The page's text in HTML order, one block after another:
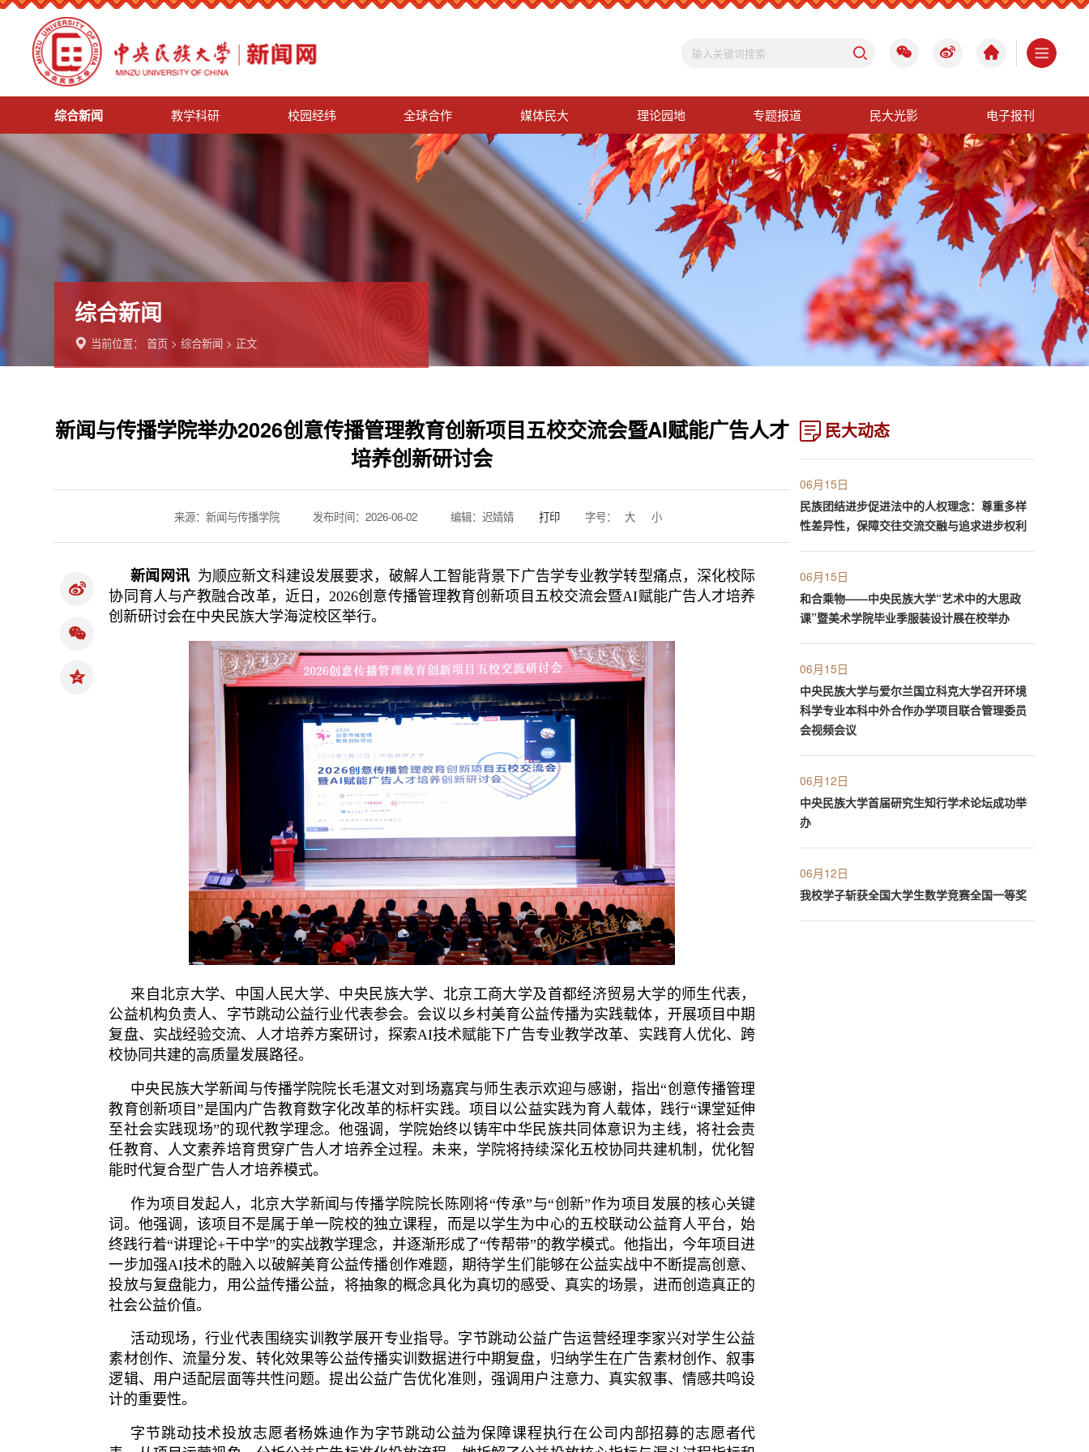
综合新闻 教学科研 校园经纬 全球合作 媒体民大 理论园地 专题报道 民大光影 电子报刊
综合新闻
当前位置：首页 >综合新闻 > 正文
新闻与传播学院举办2026创意传播管理教育创新项目五校交流会暨AI赋能广告人才
培养创新研讨会
来源：新闻与传播学院 发布时间：2026-06-02 编辑：迟婧婧 打印 字号： 大 小
新闻网讯为顺应新文科建设发展要求，破解人工智能背景下广告学专业教学转型痛点，深化校际
协同育人与产教融合改革，近日，2026创意传播管理教育创新项目五校交流会暨AI赋能广告人才培养
创新研讨会在中央民族大学海淀校区举行。
来自北京大学、中国人民大学、中央民族大学、北京工商大学及首都经济贸易大学的师生代表，
公益机构负责人、字节跳动公益行业代表参会。会议以乡村美育公益传播为实践载体，开展项目中期
复盘、实战经验交流、人才培养方案研讨，探索AI技术赋能下广告专业教学改革、实践育人优化、跨
校协同共建的高质量发展路径。
中央民族大学新闻与传播学院院长毛湛文对到场嘉宾与师生表示欢迎与感谢，指出“创意传播管理
教育创新项目”是国内广告教育数字化改革的标杆实践。项目以公益实践为育人载体，践行“课堂延伸
至社会实践现场”的现代教学理念。他强调，学院始终以铸牢中华民族共同体意识为主线，将社会责
任教育、人文素养培育贯穿广告人才培养全过程。未来，学院将持续深化五校协同共建机制，优化智
能时代复合型广告人才培养模式。
作为项目发起人，北京大学新闻与传播学院院长陈刚将“传承”与“创新”作为项目发展的核心关键
词。他强调，该项目不是属于单一院校的独立课程，而是以学生为中心的五校联动公益育人平台，始
终践行着“讲理论+干中学”的实战教学理念，并逐渐形成了“传帮带”的教学模式。他指出，今年项目进
一步加强AI技术的融入以破解美育公益传播创作难题，期待学生们能够在公益实战中不断提高创意、
投放与复盘能力，用公益传播公益，将抽象的概念具化为真切的感受、真实的场景，进而创造真正的
社会公益价值。
活动现场，行业代表围绕实训教学展开专业指导。字节跳动公益广告运营经理李家兴对学生公益
素材创作、流量分发、转化效果等公益传播实训数据进行中期复盘，归纳学生在广告素材创作、叙事
逻辑、用户适配层面等共性问题。提出公益广告优化准则，强调用户注意力、真实叙事、情感共鸣设
计的重要性。
字节跳动技术投放志愿者杨姝迪作为字节跳动公益为保障课程执行在公司内部招募的志愿者代
民大动态
06月15日
民族团结进步促进法中的人权理念：尊重多样
性差异性，保障交往交流交融与追求进步权利
06月15日
和合乘物——中央民族大学“艺术中的大思政
课”暨美术学院毕业季服装设计展在校举办
06月15日
中央民族大学与爱尔兰国立科克大学召开环境
科学专业本科中外合作办学项目联合管理委员
会视频会议
06月12日
中央民族大学首届研究生知行学术论坛成功举
办
06月12日
我校学子斩获全国大学生数学竞赛全国一等奖